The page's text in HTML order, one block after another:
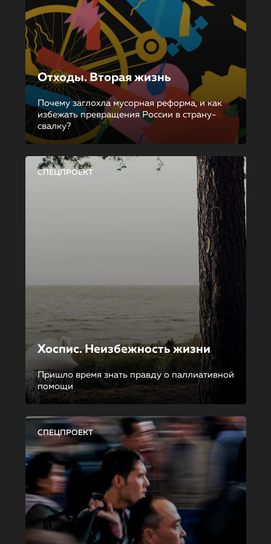
Отходы. Вторая жизнь
Почему заглохла мусорная реформа, и как
избежать превращения России в страну-
свалку?
СПЕЦПРОЕКТ
Хоспис. Неизбежность жизни
Пришло время знать правду о паллиативной
помощи
СПЕЦПРОЕКТ